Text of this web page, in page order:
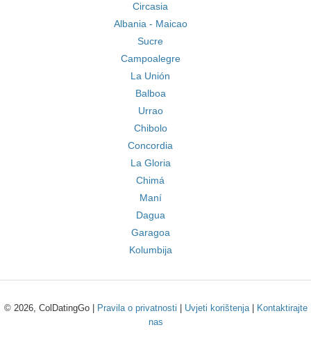
Circasia
Albania - Maicao
Sucre
Campoalegre
La Unión
Balboa
Urrao
Chibolo
Concordia
La Gloria
Chimá
Maní
Dagua
Garagoa
Kolumbija
© 2026, ColDatingGo | Pravila o privatnosti Uvjeti korištenja|
Kontaktirajte
nas